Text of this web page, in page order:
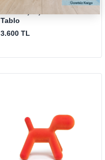
BLOOMINGVILLE
Nature Çerçeveli Mdf
Tablo
3.600 TL